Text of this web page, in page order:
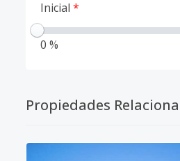
Inicial *
0 %
Propiedades